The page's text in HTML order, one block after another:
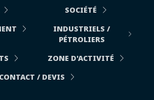
SOCIÉTÉ
INDUSTRIELS /
PÉTROLIERS
ZONE D'ACTIVITÉ
CONTACT / DEVIS